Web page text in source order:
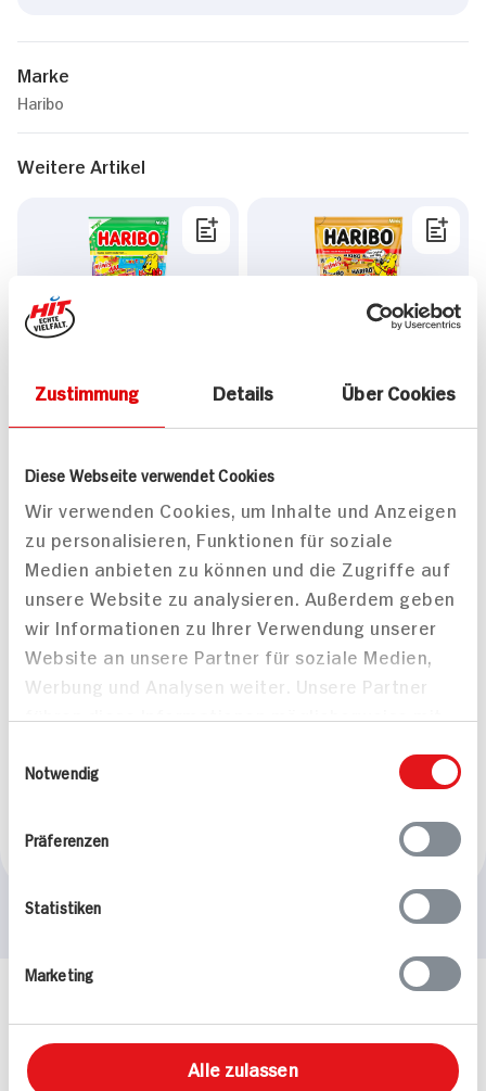
Zustimmung Details Über Cookies
Diese Webseite verwendet Cookies
Wir verwenden Cookies, um Inhalte und Anzeigen
zu personalisieren, Funktionen für soziale
Medien anbieten zu können und die Zugriffe auf
unsere Website zu analysieren. Außerdem geben
wir Informationen zu Ihrer Verwendung unserer
Website an unsere Partner für soziale Medien,
Werbung und Analysen weiter. Unsere Partner
bereitgestellt haben oder die sie im Rahmen
Notwendig
Präferenzen
Statistiken
Marketing
Alle zulassen
Marke
Haribo
Weitere Artikel
Knallbunt Minis
22x verfügbar
2.49
Fruchtgummi
6x verfügbar
Haribo Fruchtgummi
Saft-Goldbären Mini
20x verfügbar
Haribo Starmix
Fruchtgummi-
2.49